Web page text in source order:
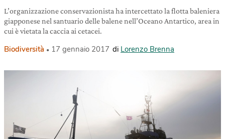
L’organizzazione conservazionista ha intercettato la flotta baleniera
giapponese nel santuario delle balene nell’Oceano Antartico, area in
cui è vietata la caccia ai cetacei.
Biodiversità 17 gennaio 2017 di Lorenzo Brenna